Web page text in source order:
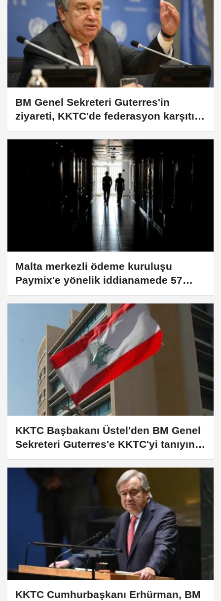
BM Genel Sekreteri Guterres'in
ziyareti, KKTC'de federasyon karşıtı
gruplarca protesto edildi
Malta merkezli ödeme kuruluşu
Paymix'e yönelik iddianamede 57
şüpheliye hapis istemi
KKTC Başbakanı Üstel'den BM Genel
Sekreteri Guterres'e KKTC'yi tanıyın
çağrısı
KKTC Cumhurbaşkanı Erhürman, BM